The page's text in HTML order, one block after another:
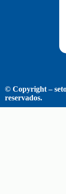
© Copyright –
reservados.